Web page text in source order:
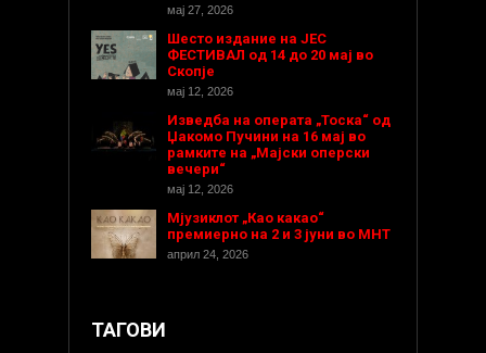
мај 27, 2026
Шесто издание на ЈЕС
ФЕСТИВАЛ од 14 до 20 мај во
Скопје
мај 12, 2026
Изведба на операта „Тоска“ од
Џакомо Пучини на 16 мај во
рамките на „Мајски оперски
вечери“
мај 12, 2026
Мјузиклот „Као какао“
премиерно на 2 и 3 јуни во МНТ
април 24, 2026
ТАГОВИ